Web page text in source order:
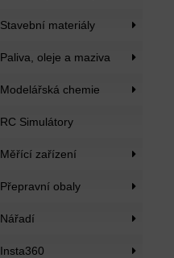
Stavební materiály
Paliva, oleje a maziva
Modelářská chemie
RC Simulátory
Měřící zařízení
Přepravní obaly
Nářadí
Insta360